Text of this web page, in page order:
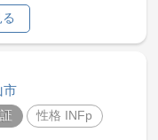
市
性格 INFp